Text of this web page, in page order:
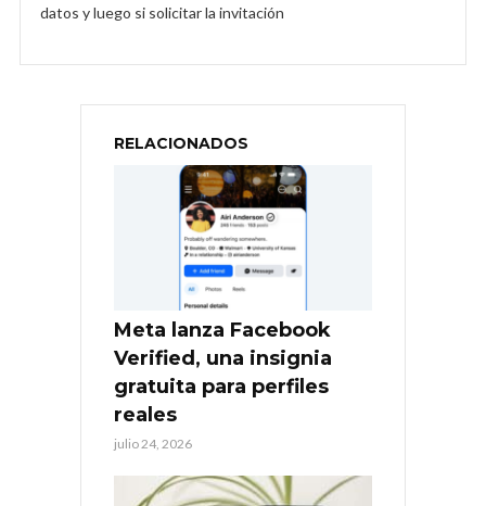
datos y luego si solicitar la invitación
RELACIONADOS
Meta lanza Facebook
Verified, una insignia
gratuita para perfiles
reales
julio 24, 2026